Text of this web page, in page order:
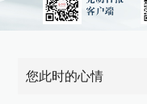
您此时的心情